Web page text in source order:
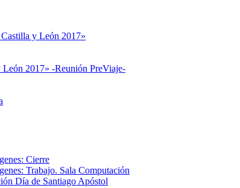
y León 2017»
León 2017» -Reunión PreViaje-
Cierre
Trabajo. Sala Computación
Día de Santiago Apóstol